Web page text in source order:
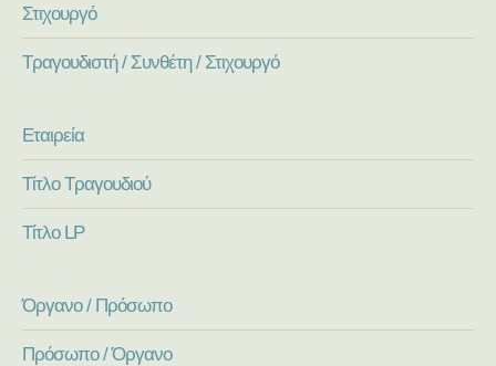
Στιχουργό
Τραγουδιστή / Συνθέτη / Στιχουργό
Εταιρεία
Τίτλο Τραγουδιού
Τίτλο LP
Όργανο / Πρόσωπο
Πρόσωπο / Όργανο